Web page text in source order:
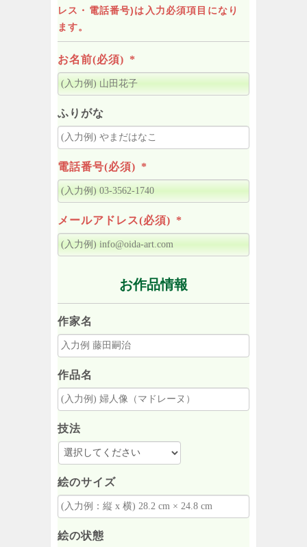
レス・電話番号)は入力必須項目になり
ます。
お名前(必須) *
ふりがな
電話番号(必須) *
メールアドレス(必須) *
お作品情報
作家名
作品名
技法
絵のサイズ
絵の状態